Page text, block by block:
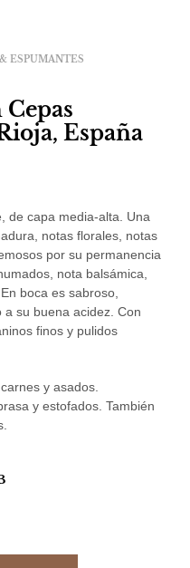
ESPUMANTES
España
precio
S/179.90.
de capa media-alta. Una
notas florales, notas
por su permanencia
nota balsámica,
boca es sabroso,
su buena acidez. Con
finos y pulidos
y asados.
y estofados. También